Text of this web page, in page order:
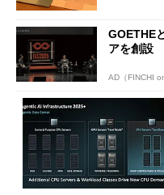
GOETHE
アを創設
AD（FINCHI